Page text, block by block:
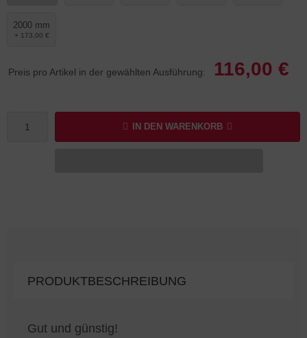
2000 mm
+ 173,00 €
Preis pro Artikel in der gewählten Ausführung: 116,00 €
IN DEN WARENKORB
PRODUKTBESCHREIBUNG
Gut und günstig!